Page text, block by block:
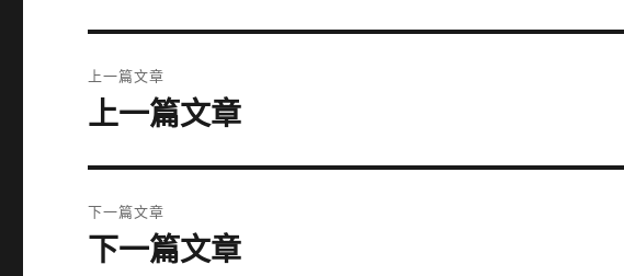
章
上一篇文章
上
篇
文
章:
上一篇文章
下一篇文章
下
下一篇文章